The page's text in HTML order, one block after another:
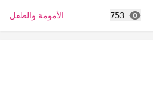
753
المشاهدات الأمومة والطفل